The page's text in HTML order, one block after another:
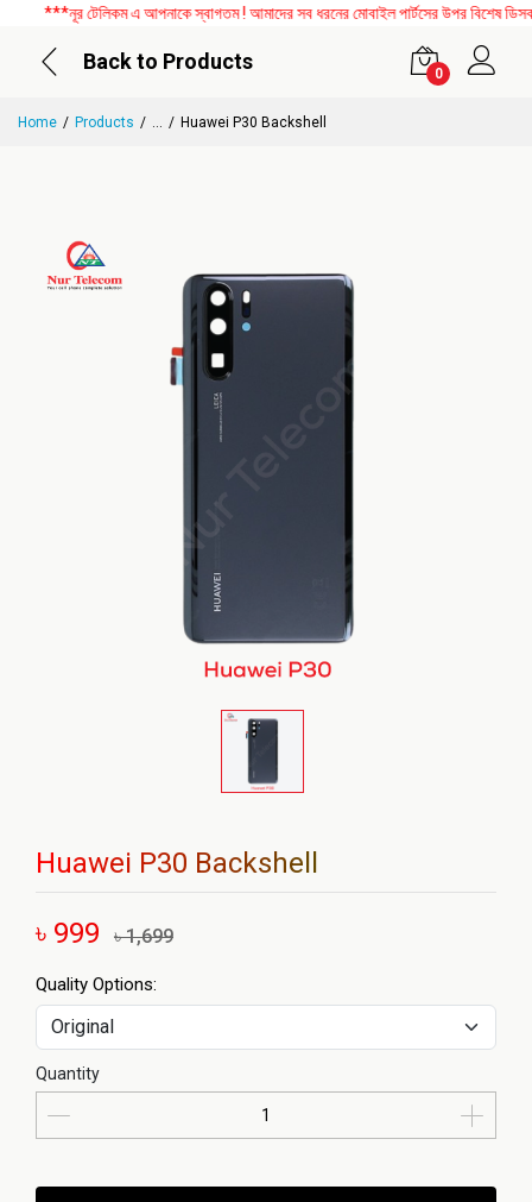
***নূর টেলিকম এ আপনাকে স্বাগতম ! আমাদের সব ধরনের মোবাইল পার্টসের উপর বিশেষ
Back to Products
0
Home Products ... Huawei P30 Backshell
Huawei P30 Backshell
৳ 999 ৳ 1,699
Quality Options:
Quantity